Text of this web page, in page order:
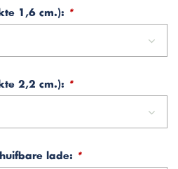
1,6 cm.): *
2,2 cm.): *
lade: *